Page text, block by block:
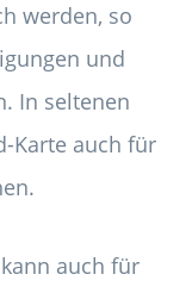
werden, so
und
In seltenen
Karte auch für
auch für